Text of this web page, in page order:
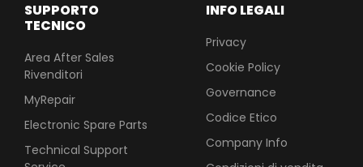
INFO LEGALI
Privacy
Cookie Policy
Governance
Codice Etico
Company Info
SUPPORTO
TECNICO
Area After Sales
Rivenditori
MyRepair
Electronic Spare Parts
Technical Support